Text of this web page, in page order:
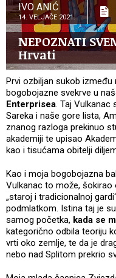
IVO ANIĆ
14. VELJAČE 2021.
NEPOZNATI
Hrvati
Prvi ozbiljan sukob između
bogobojazne svekrve u
Enterprisea. Taj Vulkanac
Sareka i naše gore lista,
znanog razloga prekinuo
akademiji te upisao
kao i tisućama obitelji
Kao i moja bogobojazna
Vulkanac to može,
„staroj i tradicionalnoj
podmlatkom. Istina taj je
samog početka, kada se
kategorično odbila teoriju
vrti oko zemlje, te da je
nebo nad Splitom prekrio